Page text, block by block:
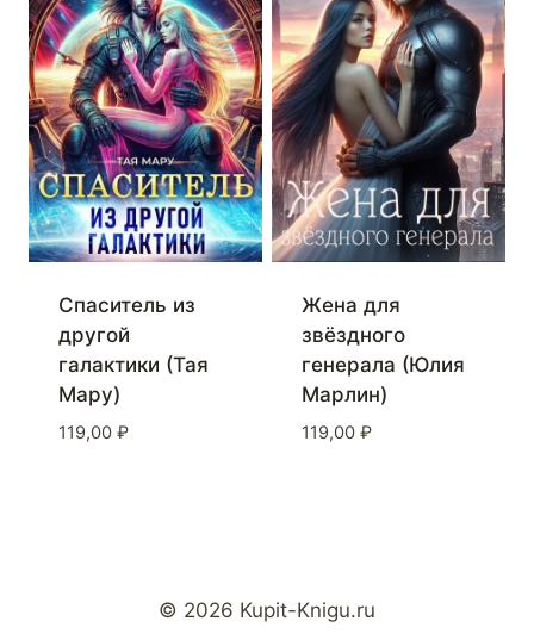
Спаситель из
другой
галактики (Тая
Мару)
119,00 ₽
Жена для
звёздного
генерала (Юлия
Марлин)
119,00 ₽
© 2026 Kupit-Knigu.ru